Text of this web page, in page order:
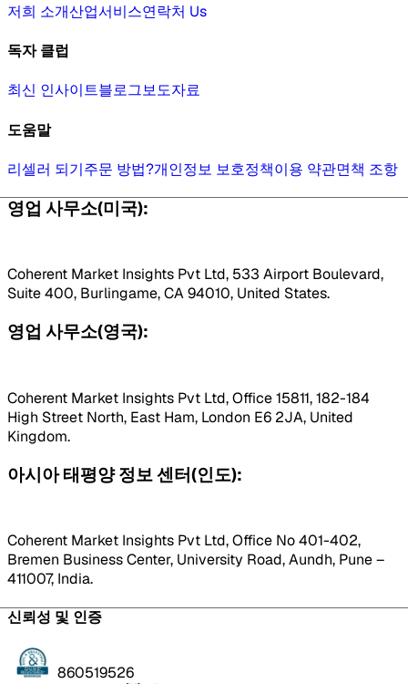
저희 소개산업서비스연락처 Us
독자 클럽
최신 인사이트블로그보도자료
도움말
리셀러 되기주문 방법?개인정보 보호정책이용 약관면책 조항
영업 사무소(미국):
Coherent Market Insights Pvt Ltd, 533 Airport Boulevard,
Suite 400, Burlingame, CA 94010, United States.
영업 사무소(영국):
Coherent Market Insights Pvt Ltd, Office 15811, 182-184
High Street North, East Ham, London E6 2JA, United
Kingdom.
아시아 태평양 정보 센터(인도):
Coherent Market Insights Pvt Ltd, Office No 401-402,
Bremen Business Center, University Road, Aundh, Pune –
411007, India.
신뢰성 및 인증
860519526